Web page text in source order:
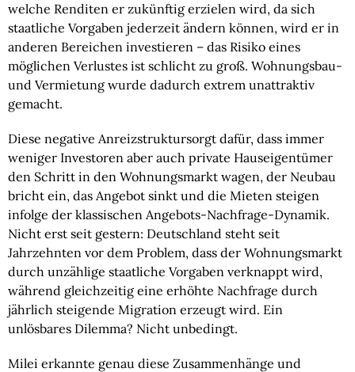
welche Renditen er zukünftig erzielen wird, da sich
staatliche Vorgaben jederzeit ändern können, wird er in
anderen Bereichen investieren – das Risiko eines
möglichen Verlustes ist schlicht zu groß. Wohnungsbau-
und Vermietung wurde dadurch extrem unattraktiv
gemacht.
Diese negative Anreizstruktursorgt dafür, dass immer
weniger Investoren aber auch private Hauseigentümer
den Schritt in den Wohnungsmarkt wagen, der Neubau
bricht ein, das Angebot sinkt und die Mieten steigen
infolge der klassischen Angebots-Nachfrage-Dynamik.
Nicht erst seit gestern: Deutschland steht seit
Jahrzehnten vor dem Problem, dass der Wohnungsmarkt
durch unzählige staatliche Vorgaben verknappt wird,
während gleichzeitig eine erhöhte Nachfrage durch
jährlich steigende Migration erzeugt wird. Ein
unlösbares Dilemma? Nicht unbedingt.
Milei erkannte genau diese Zusammenhänge und